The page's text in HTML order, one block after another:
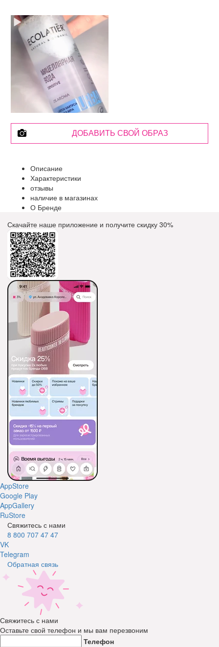
ДОБАВИТЬ СВОЙ ОБРАЗ
Описание
Характеристики
отзывы
наличие в магазинах
О Бренде
Скачайте наше приложение и получите скидку 30%
AppStore
Google Play
AppGallery
RuStore
Свяжитесь с нами
8 800 707 47 47
VK
Telegram
Обратная связь
Свяжитесь с нами
Оставьте свой телефон и мы вам перезвоним
Телефон